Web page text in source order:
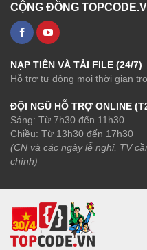
CỘNG ĐỒNG
NẠP TIỀN VÀ TẢI FILE (24/7)
Hỗ trợ tự động mọi thời gian
ĐỘI NGŨ HỖ TRỢ ONLINE
Sáng: Từ 7h30 đến 11h30
Chiều: Từ 13h30 đến 17h30
(CN và các ngày lễ nghỉ, TV
chính)